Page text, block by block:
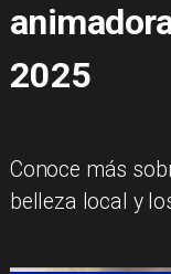
2025
Conoce más
belleza local y